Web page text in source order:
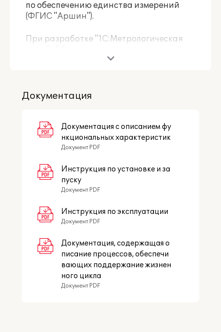
по обеспечению единства измерений
(ФГИС "Аршин").
При разработке "1С:Метрологическая
при внедрении и эксплуатации
различных предприятиях, в том числе
проекте внедрения системы "АРМ
ставшем победителем конкурса лучших
проектов корпоративной
автоматизации"1С:Проект года"
стандартизация".
Подробное описание
Документация
Документация с описанием фу
нкциональных характеристик
Документ PDF
Инструкция по установке и за
пуску
Документ PDF
Инструкция по эксплуатации
Документ PDF
Документация, содержащая о
писание процессов, обеспечи
вающих поддержание жизнен
ного цикла
Документ PDF